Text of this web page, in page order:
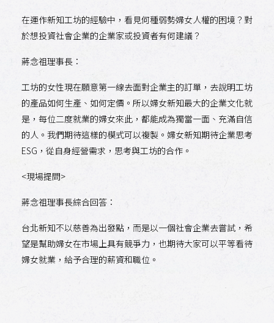
在運作新知工坊的經驗中，看見何種弱勢婦女人權的困境？對
於想投資社會企業的企業家或投資者有何建議？
蔣念祖理事長：
工坊的女性現在願意第一線去面對企業主的訂單，去說明工坊
的產品如何生產、如何定價。所以婦女新知最大的企業文化就
是，每位二度就業的婦女來此，都能成為獨當一面、充滿自信
的人。我們期待這樣的模式可以複製。婦女新知期待企業思考
ESG，從自身經營需求，思考與工坊的合作。
<現場提問>
蔣念祖理事長綜合回答：
台北新知不以慈善為出發點，而是以一個社會企業去嘗試，希
望是幫助婦女在市場上具有競爭力，也期待大家可以平等看待
婦女就業，給予合理的薪資和職位。